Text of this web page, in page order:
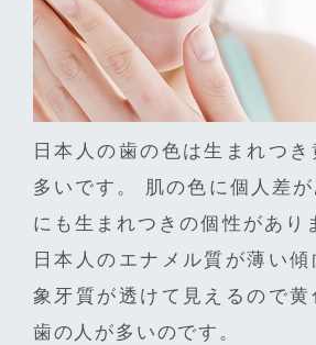
日本人の歯の色は生まれつ
多いです。 肌の色に個人差
にも生まれつきの個性があり
日本人のエナメル質が薄い
象牙質が透けて見えるので黄
歯の人が多いのです。